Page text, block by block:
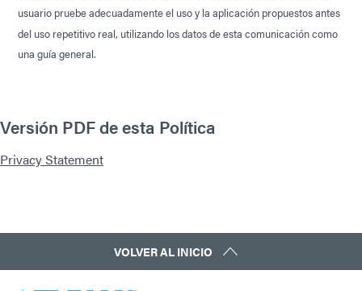
usuario pruebe adecuadamente el uso y la aplicación propuestos antes
del uso repetitivo real, utilizando los datos de esta comunicación como
una guía general.
Versión PDF de esta Política
Privacy Statement
VOLVER AL INICIO